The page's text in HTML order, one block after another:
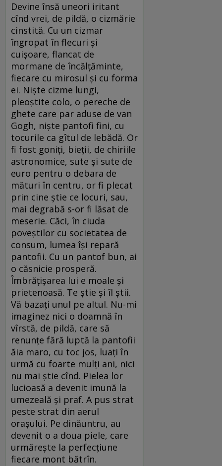
Devine însă uneori iritant
cînd vrei, de pildă, o cizmărie
cinstită. Cu un cizmar
îngropat în flecuri şi
cuişoare, flancat de
mormane de încălţăminte,
fiecare cu mirosul şi cu forma
ei. Nişte cizme lungi,
pleoştite colo, o pereche de
ghete care par aduse de van
Gogh, nişte pantofi fini, cu
tocurile ca gîtul de lebădă. Or
fi fost goniţi, bieţii, de chiriile
astronomice, sute şi sute de
euro pentru o debara de
mături în centru, or fi plecat
prin cine ştie ce locuri, sau,
mai degrabă s-or fi lăsat de
meserie. Căci, în ciuda
poveştilor cu societatea de
consum, lumea îşi repară
pantofii. Cu un pantof bun, ai
o căsnicie prosperă.
Îmbrăţişarea lui e moale şi
prietenoasă. Te ştie şi îl ştii.
Vă bazaţi unul pe altul. Nu-mi
imaginez nici o doamnă în
vîrstă, de pildă, care să
renunţe fără luptă la pantofii
ăia maro, cu toc jos, luaţi în
urmă cu foarte mulţi ani, nici
nu mai ştie cînd. Pielea lor
lucioasă a devenit imună la
umezeală şi praf. A pus strat
peste strat din aerul
oraşului. Pe dinăuntru, au
devenit o a doua piele, care
urmăreşte la perfecţiune
fiecare mont bătrîn.